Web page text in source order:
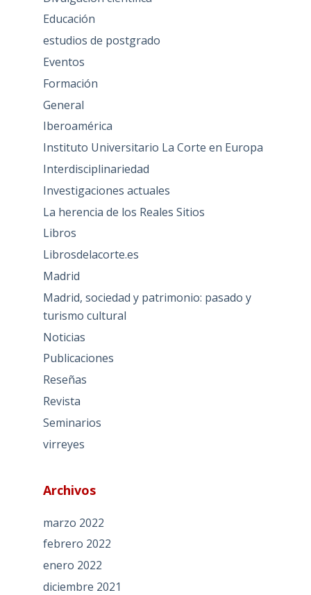
Educación
estudios de postgrado
Eventos
Formación
General
Iberoamérica
Instituto Universitario La Corte en Europa
Interdisciplinariedad
Investigaciones actuales
La herencia de los Reales Sitios
Libros
Librosdelacorte.es
Madrid
Madrid, sociedad y patrimonio: pasado y
turismo cultural
Noticias
Publicaciones
Reseñas
Revista
Seminarios
virreyes
Archivos
marzo 2022
febrero 2022
enero 2022
diciembre 2021